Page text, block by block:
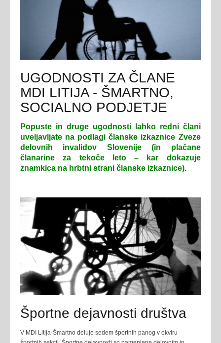
UGODNOSTI ZA ČLANE
MDI LITIJA - ŠMARTNO,
SOCIALNO PODJETJE
Popuste in druge ugodnosti lahko redni člani
uveljavljate na podlagi članske izkaznice Zveze
delovnih invalidov Slovenije (in plačane
članarine za tekoče leto – kar dokazuje
znamkica na hrbtni strani članske izkaznice).
Športne dejavnosti društva
V MDI Litija-Šmartno deluje sedem športnih panog v okviru